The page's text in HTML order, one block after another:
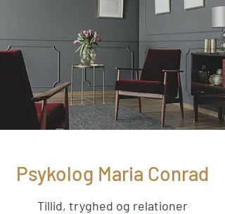
Psykolog Maria Conrad
Tillid, tryghed og relationer